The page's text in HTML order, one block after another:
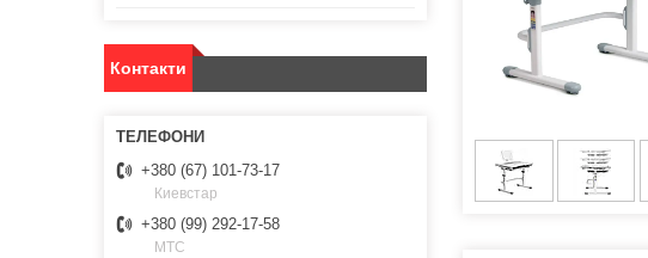
Контакти
+380 (67) 101-73-17
Киевстар
+380 (99) 292-17-58
МТС